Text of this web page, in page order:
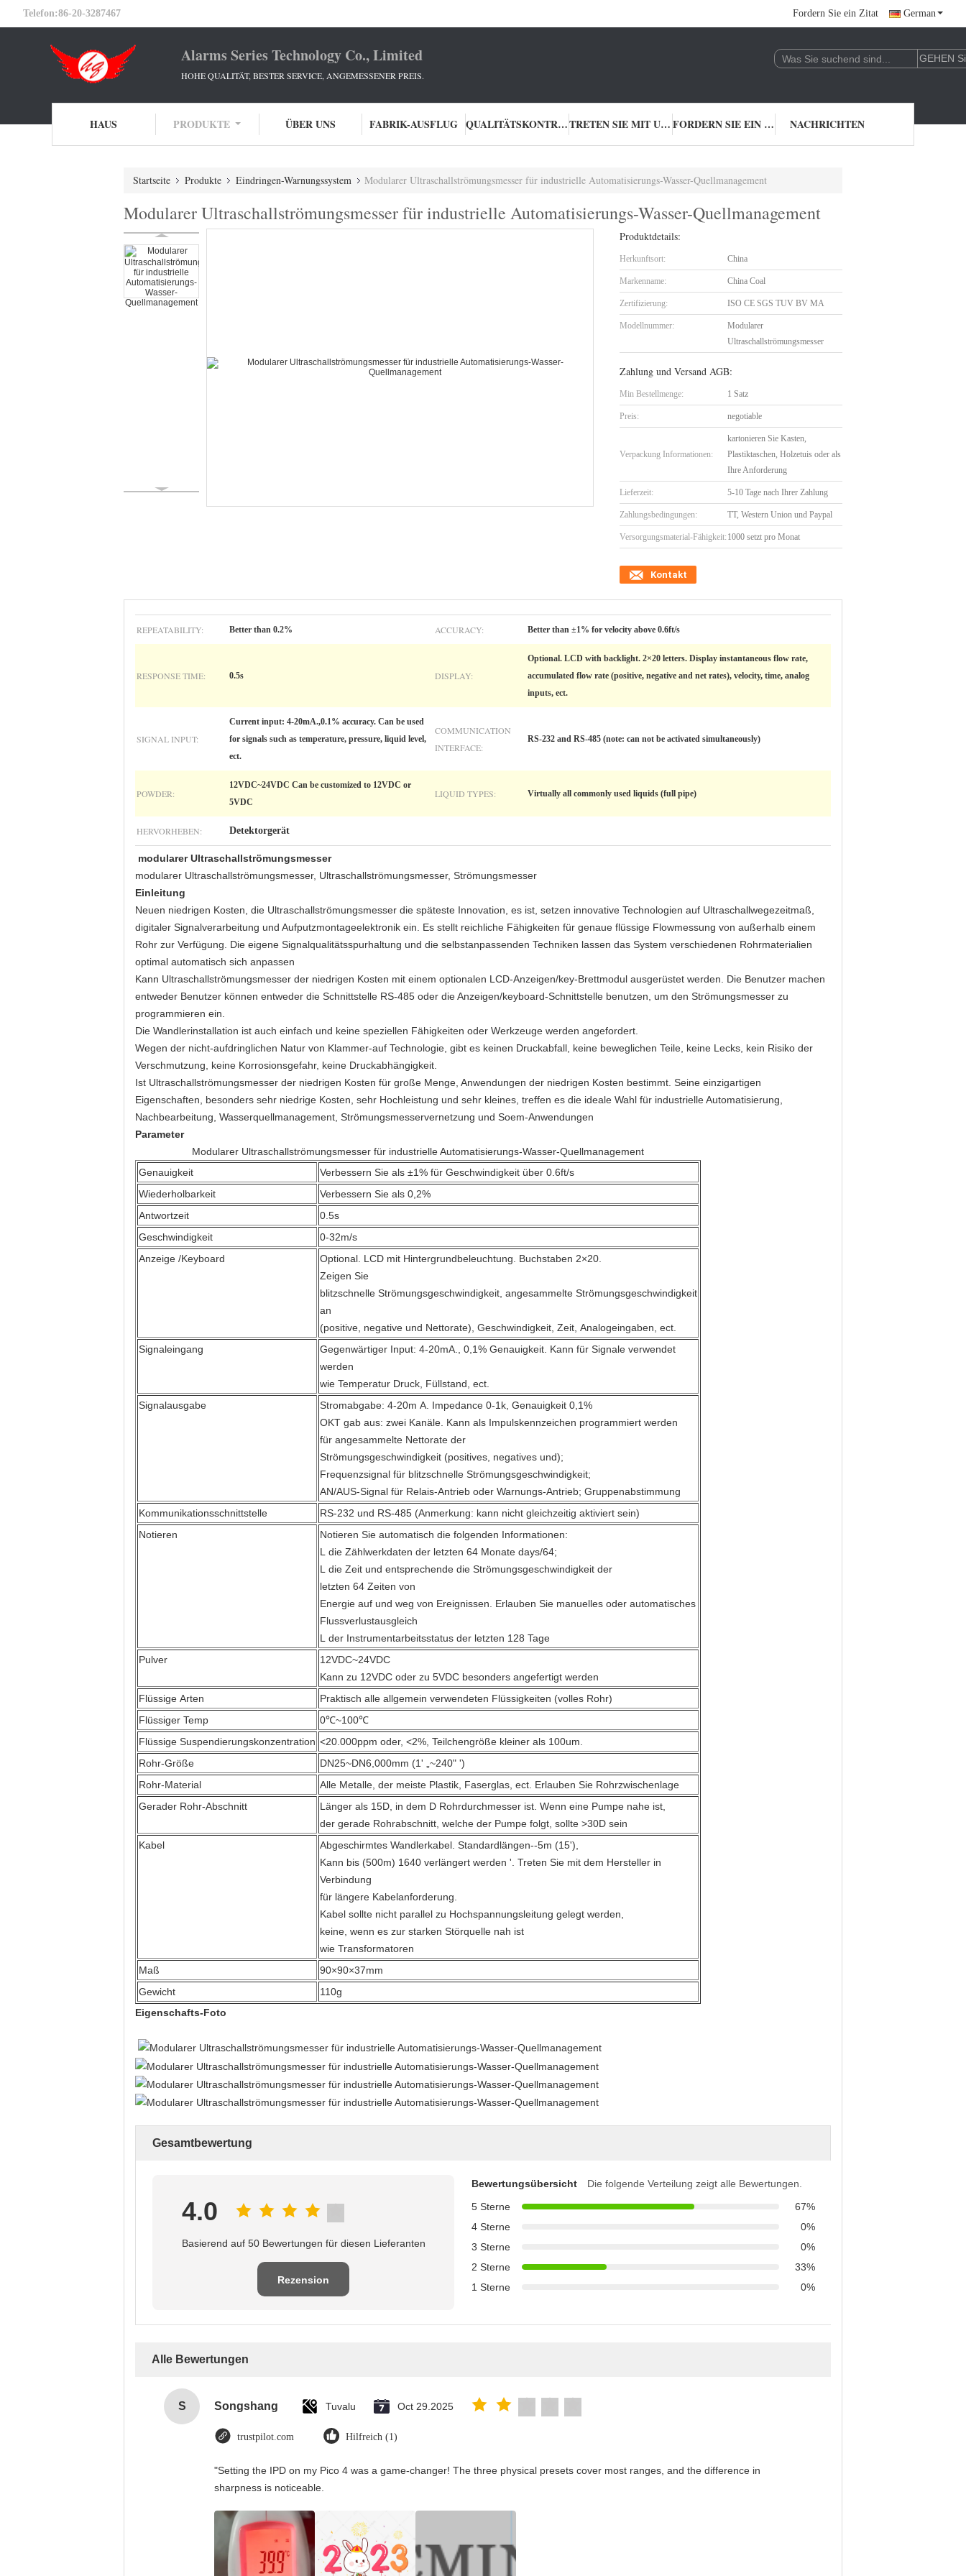
Telefon:86-20-3287467 Fordern Sie ein Zitat German
Alarms Series Technology Co., Limited
HOHE QUALITÄT, BESTER SERVICE, ANGEMESSENER PREIS.
HAUS PRODUKTE ÜBER UNS FABRIK-AUSFLUG QUALITÄTSKONTROLLE TRETEN SIE MIT UNS IN VERBINDUNG FORDERN SIE EIN ZITAT NACHRICHTEN
Startseite Produkte Eindringen-Warnungssystem Modularer Ultraschallströmungsmesser für industrielle Automatisierungs-Wasser-Quellmanagement
Modularer Ultraschallströmungsmesser für industrielle Automatisierungs-Wasser-Quellmanagement
Produktdetails:
Herkunftsort: China
Markenname: China Coal
Zertifizierung: ISO CE SGS TUV BV MA
Modellnummer:
Modularer
Ultraschallströmungsmesser
Zahlung und Versand AGB:
Min Bestellmenge: 1 Satz
Preis: negotiable
Verpackung Informationen:
kartonieren Sie Kasten,
Plastiktaschen, Holzetuis oder als
Ihre Anforderung
Lieferzeit: 5-10 Tage nach Ihrer Zahlung
Zahlungsbedingungen: TT, Western Union und Paypal
Versorgungsmaterial-Fähigkeit: 1000 setzt pro Monat
Kontakt
REPEATABILITY: Better than 0.2% ACCURACY: Better than ±1% for velocity above 0.6ft/s
RESPONSE TIME: 0.5s DISPLAY:
Optional. LCD with backlight. 2×20 letters. Display instantaneous flow rate,
accumulated flow rate (positive, negative and net rates), velocity, time, analog
inputs, ect.
SIGNAL INPUT:
Current input: 4-20mA.,0.1% accuracy. Can be used
for signals such as temperature, pressure, liquid level,
ect.
COMMUNICATION
INTERFACE:
RS-232 and RS-485 (note: can not be activated simultaneously)
POWDER:
12VDC~24VDC Can be customized to 12VDC or
5VDC
LIQUID TYPES: Virtually all commonly used liquids (full pipe)
HERVORHEBEN: Detektorgerät
modularer Ultraschallströmungsmesser
modularer Ultraschallströmungsmesser, Ultraschallströmungsmesser, Strömungsmesser
Einleitung
Neuen niedrigen Kosten, die Ultraschallströmungsmesser die späteste Innovation, es ist, setzen innovative Technologien auf Ultraschallwegezeitmaß,
digitaler Signalverarbeitung und Aufputzmontageelektronik ein. Es stellt reichliche Fähigkeiten für genaue flüssige Flowmessung von außerhalb einem
Rohr zur Verfügung. Die eigene Signalqualitätsspurhaltung und die selbstanpassenden Techniken lassen das System verschiedenen Rohrmaterialien
optimal automatisch sich anpassen
Kann Ultraschallströmungsmesser der niedrigen Kosten mit einem optionalen LCD-Anzeigen/key-Brettmodul ausgerüstet werden. Die Benutzer machen
entweder Benutzer können entweder die Schnittstelle RS-485 oder die Anzeigen/keyboard-Schnittstelle benutzen, um den Strömungsmesser zu
programmieren ein.
Die Wandlerinstallation ist auch einfach und keine speziellen Fähigkeiten oder Werkzeuge werden angefordert.
Wegen der nicht-aufdringlichen Natur von Klammer-auf Technologie, gibt es keinen Druckabfall, keine beweglichen Teile, keine Lecks, kein Risiko der
Verschmutzung, keine Korrosionsgefahr, keine Druckabhängigkeit.
Ist Ultraschallströmungsmesser der niedrigen Kosten für große Menge, Anwendungen der niedrigen Kosten bestimmt. Seine einzigartigen
Eigenschaften, besonders sehr niedrige Kosten, sehr Hochleistung und sehr kleines, treffen es die ideale Wahl für industrielle Automatisierung,
Nachbearbeitung, Wasserquellmanagement, Strömungsmesservernetzung und Soem-Anwendungen
Parameter
Modularer Ultraschallströmungsmesser für industrielle Automatisierungs-Wasser-Quellmanagement
Genauigkeit
Verbessern Sie als ±1% für Geschwindigkeit über 0.6ft/s
Wiederholbarkeit
Verbessern Sie als 0,2%
Antwortzeit
0.5s
Geschwindigkeit
0-32m/s
Anzeige /Keyboard
Optional. LCD mit Hintergrundbeleuchtung. Buchstaben 2×20.
Zeigen Sie
blitzschnelle Strömungsgeschwindigkeit, angesammelte Strömungsgeschwindigkeit
an
(positive, negative und Nettorate), Geschwindigkeit, Zeit, Analogeingaben, ect.
Signaleingang
Gegenwärtiger Input: 4-20mA., 0,1% Genauigkeit. Kann für Signale verwendet
werden
wie Temperatur Druck, Füllstand, ect.
Signalausgabe
Stromabgabe: 4-20m A. Impedance 0-1k, Genauigkeit 0,1%
OKT gab aus: zwei Kanäle. Kann als Impulskennzeichen programmiert werden
für angesammelte Nettorate der
Strömungsgeschwindigkeit (positives, negatives und);
Frequenzsignal für blitzschnelle Strömungsgeschwindigkeit;
AN/AUS-Signal für Relais-Antrieb oder Warnungs-Antrieb; Gruppenabstimmung
Kommunikationsschnittstelle
RS-232 und RS-485 (Anmerkung: kann nicht gleichzeitig aktiviert sein)
Notieren
Notieren Sie automatisch die folgenden Informationen:
L die Zählwerkdaten der letzten 64 Monate days/64;
L die Zeit und entsprechende die Strömungsgeschwindigkeit der
letzten 64 Zeiten von
Energie auf und weg von Ereignissen. Erlauben Sie manuelles oder automatisches
Flussverlustausgleich
L der Instrumentarbeitsstatus der letzten 128 Tage
Pulver
12VDC~24VDC
Kann zu 12VDC oder zu 5VDC besonders angefertigt werden
Flüssige Arten
Praktisch alle allgemein verwendeten Flüssigkeiten (volles Rohr)
Flüssiger Temp
0℃~100℃
Flüssige Suspendierungskonzentration <20.000ppm oder, <2%, Teilchengröße kleiner als 100um.
Rohr-Größe
DN25~DN6,000mm (1' „~240" ')
Rohr-Material
Alle Metalle, der meiste Plastik, Faserglas, ect. Erlauben Sie Rohrzwischenlage
Gerader Rohr-Abschnitt
Länger als 15D, in dem D Rohrdurchmesser ist. Wenn eine Pumpe nahe ist,
der gerade Rohrabschnitt, welche der Pumpe folgt, sollte >30D sein
Kabel
Abgeschirmtes Wandlerkabel. Standardlängen--5m (15'),
Kann bis (500m) 1640 verlängert werden '. Treten Sie mit dem Hersteller in
Verbindung
für längere Kabelanforderung.
Kabel sollte nicht parallel zu Hochspannungsleitung gelegt werden,
keine, wenn es zur starken Störquelle nah ist
wie Transformatoren
Maß
90×90×37mm
Gewicht
110g
Eigenschafts-Foto
Gesamtbewertung
4.0
Basierend auf 50 Bewertungen für diesen Lieferanten
Rezension
Bewertungsübersicht
Die folgende Verteilung zeigt alle Bewertungen.
5 Sterne
67%
4 Sterne
0%
3 Sterne
0%
2 Sterne
33%
1 Sterne
0%
Alle Bewertungen
S Songshang Tuvalu Oct 29.2025
trustpilot.com Hilfreich (1)
"Setting the IPD on my Pico 4 was a game-changer! The three physical presets cover most ranges, and the difference in
sharpness is noticeable.